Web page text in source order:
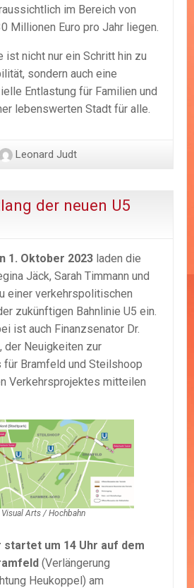
im Bereich von
Millionen Euro pro Jahr liegen.
ist nicht nur ein Schritt hin zu
sondern auch eine
Entlastung für Familien und
lebenswerten Stadt für alle.
Leonard Judt
der neuen U5
1. Oktober 2023 laden die
Jäck, Sarah Timmann und
einer verkehrspolitischen
zukünftigen Bahnlinie U5 ein.
ist auch Finanzsenator Dr.
der Neuigkeiten zur
für Bramfeld und Steilshoop
Verkehrsprojektes mitteilen
Arts / Hochbahn
startet um 14 Uhr auf dem
(Verlängerung
Heukoppel) am